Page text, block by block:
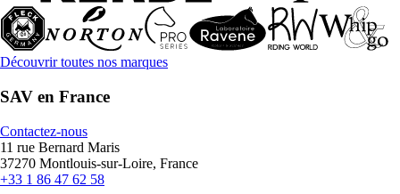
Découvrir toutes nos marques
SAV en France
Contactez-nous
11 rue Bernard Maris
37270 Montlouis-sur-Loire, France
+33 1 86 47 62 58